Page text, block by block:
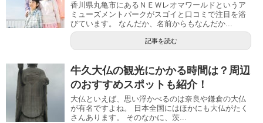
香川県丸亀市にあるＮＥＷレオマワールドというア
ミューズメントパークがスゴイと口コミで注目を浴
びています。 なんだか、名前からもなんだか...
記事を読む
牛久大仏の観光にかかる時間は？周辺
のおすすめスポットも紹介！
大仏といえば、思い浮かべるのは奈良や鎌倉の大仏
が有名ですよね。 日本全国にはほかにも大仏がたく
さんあります。 そのなかに、茨...